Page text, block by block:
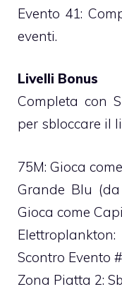
Evento 41:
eventi.
Livelli Bonus
Completa con
per sbloccare il
75M: Gioca
Grande Blu (da
Gioca come
Scontro Evento
Zona Piatta 2: